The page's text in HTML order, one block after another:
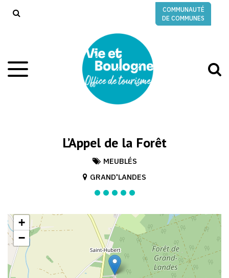
COMMUNAUTÉ
DE COMMUNES
Aller
à
L’Appel de la Forêt
MEUBLÉS
GRAND'LANDES
+
−